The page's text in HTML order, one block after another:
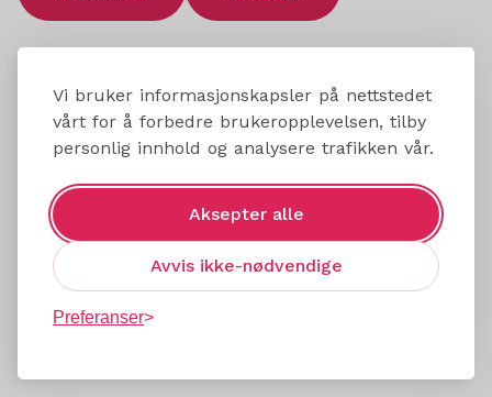
Vi bruker informasjonskapsler på nettstedet
vårt for å forbedre brukeropplevelsen, tilby
personlig innhold og analysere trafikken vår.
Aksepter alle
Avvis ikke-nødvendige
Preferanser